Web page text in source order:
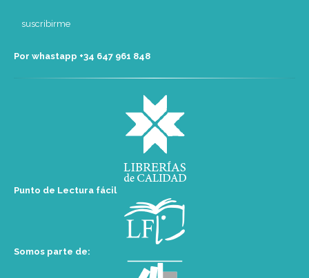
Por whastapp +34 ‭647 961 848‬
Punto de Lectura fácil
Somos parte de: